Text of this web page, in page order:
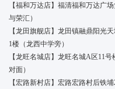
【福和万达店】福清福和万达广
与荣汇）
【龙田旗舰店】龙田镇融鼎阳光
1楼（龙西中学旁）
【龙旺名城店】龙旺名城A区11
对面）
【宏路新村店】宏路宏路村后铁